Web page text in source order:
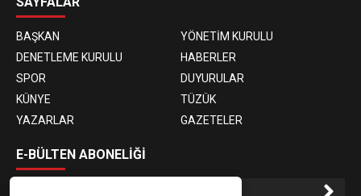
BAŞKAN
YÖNETİM KURULU
DENETLEME KURULU
HABERLER
SPOR
DUYURULAR
KÜNYE
TÜZÜK
YAZARLAR
GAZETELER
E-BÜLTEN ABONELİĞİ